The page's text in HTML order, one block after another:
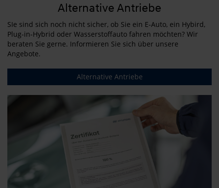
Alternative Antriebe
SIe sind sich noch nicht sicher, ob Sie ein E-Auto, ein Hybird,
Plug-in-Hybrid oder Wasserstoffauto fahren möchten? Wir
beraten Sie gerne. Informieren Sie sich über unsere
Angebote.
Alternative Antriebe